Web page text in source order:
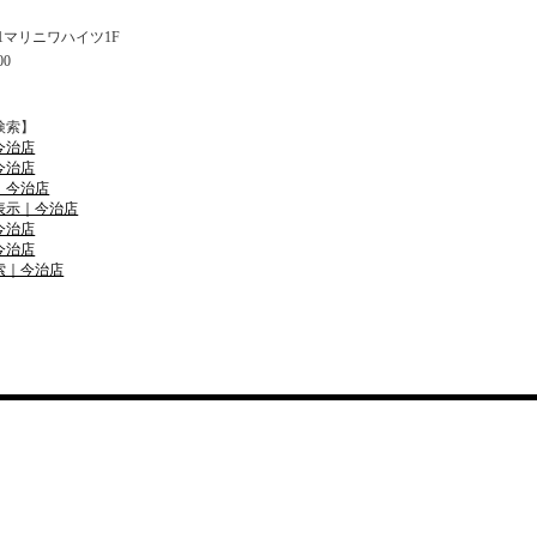
リニワハイツ1F
】
治店
治店
今治店
示｜今治店
治店
治店
｜今治店